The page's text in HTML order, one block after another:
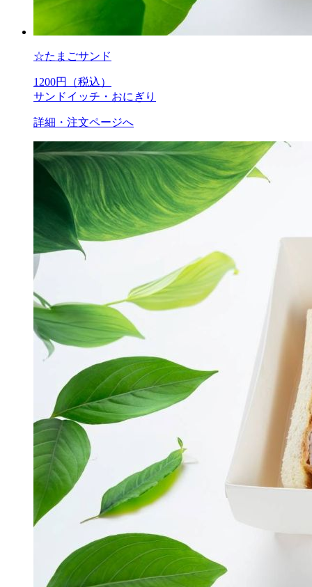
☆たまごサンド
1200円（税込）
サンドイッチ・おにぎり
詳細・注文ページへ